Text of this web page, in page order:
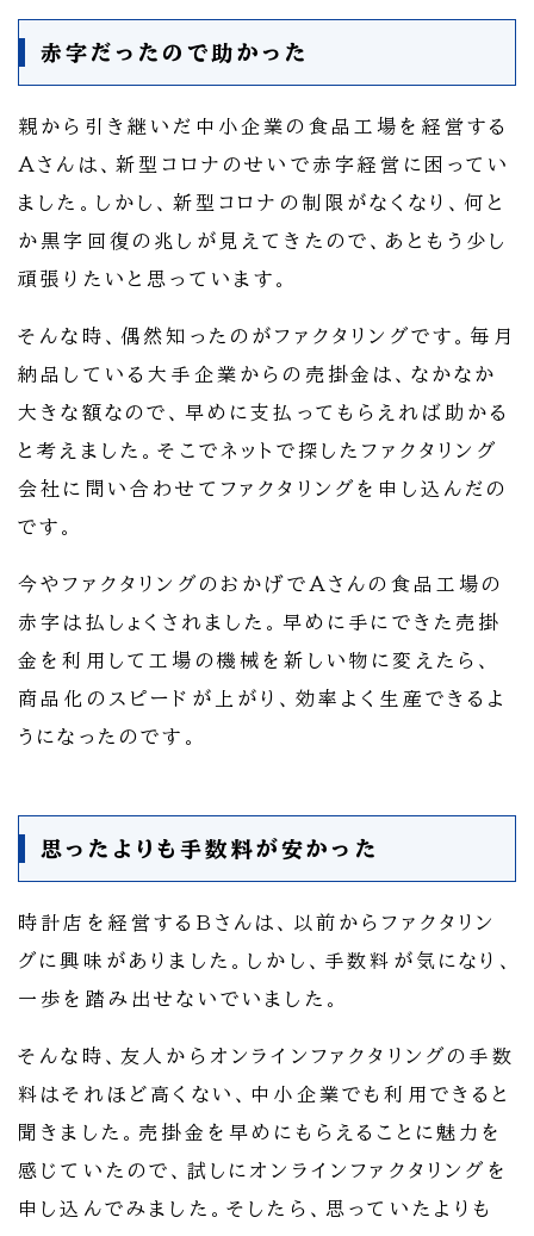
赤字だったので助かった
親から引き継いだ中小企業の食品工場を経営する
Aさんは、新型コロナのせいで赤字経営に困ってい
ました。しかし、新型コロナの制限がなくなり、何と
か黒字回復の兆しが見えてきたので、あともう少し
頑張りたいと思っています。
そんな時、偶然知ったのがファクタリングです。毎月
納品している大手企業からの売掛金は、なかなか
大きな額なので、早めに支払ってもらえれば助かる
と考えました。そこでネットで探したファクタリング
会社に問い合わせてファクタリングを申し込んだの
です。
今やファクタリングのおかげでAさんの食品工場の
赤字は払しょくされました。早めに手にできた売掛
金を利用して工場の機械を新しい物に変えたら、
商品化のスピードが上がり、効率よく生産できるよ
うになったのです。
思ったよりも手数料が安かった
時計店を経営するBさんは、以前からファクタリン
グに興味がありました。しかし、手数料が気になり、
一歩を踏み出せないでいました。
そんな時、友人からオンラインファクタリングの手数
料はそれほど高くない、中小企業でも利用できると
聞きました。売掛金を早めにもらえることに魅力を
感じていたので、試しにオンラインファクタリングを
申し込んでみました。そしたら、思っていたよりも